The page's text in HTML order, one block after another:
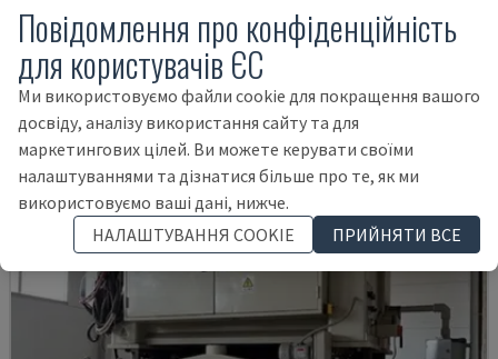
S3 223TM
VIET - ЛЕНТОЧНАЯ ШЛИФОВАЛЬНАЯ МАШИНА
НІМЕЧЧИНА 2006
17.000 €
Повідомлення про конфіденційність
для користувачів ЄС
Ми використовуємо файли cookie для покращення вашого
досвіду, аналізу використання сайту та для
маркетингових цілей. Ви можете керувати своїми
налаштуваннями та дізнатися більше про те, як ми
використовуємо ваші дані, нижче.
НАЛАШТУВАННЯ COOKIE
ПРИЙНЯТИ ВСЕ